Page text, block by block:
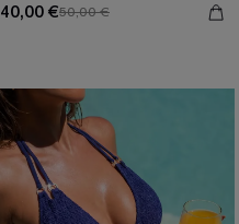
40,00 €50,00 €